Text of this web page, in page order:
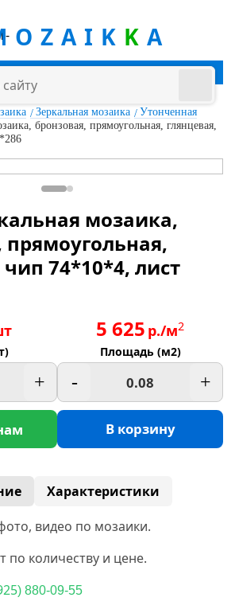
K A
Зеркальная мозаика
Утонченная
бронзовая, прямоугольная, глянцевая,
мозаика,
прямоугольная,
чип 74*10*4, лист
+
5 625 р./м2
Площадь (м2)
- +
В корзину
Характеристики
видео по мозаики.
по количеству и цене.
) 880-09-55